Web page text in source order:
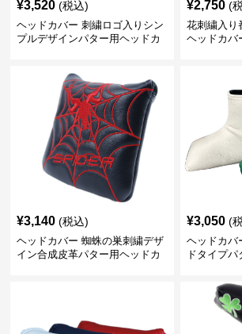
¥3,520 (税込)
ヘッドカバー 刺繍ロゴ入りシン
プルデザインパター用ヘッドカ
¥2,750 (
花刺繍入り
ヘッドカバ
¥3,140 (税込)
ヘッドカバー 蜘蛛の巣刺繍デザ
イン合成皮革パター用ヘッドカ
¥3,050 (
ヘッドカバ
ドタイプ